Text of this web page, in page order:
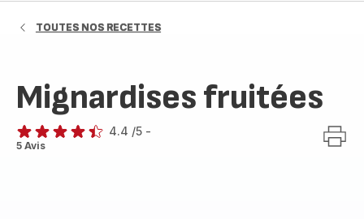
TOUTES NOS RECETTES
Mignardises fruitées
ratings.4.4
4.4 /5 -
5 Avis